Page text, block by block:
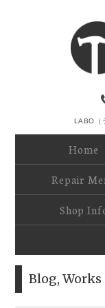
LABO（
Home
Repair
Shop
Blog,Works